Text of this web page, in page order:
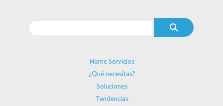
Home Servicios
¿Qué necesitas?
Soluciones
Tendencias